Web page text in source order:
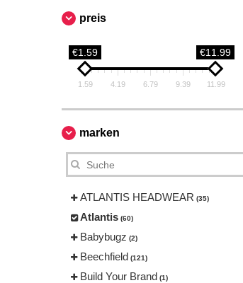
preis
€1.59 €11.99
1.59 4.19 6.79 9.39 11.99
marken
ATLANTIS HEADWEAR (35)
Atlantis (60)
Babybugz (2)
Beechfield (121)
Build Your Brand (1)